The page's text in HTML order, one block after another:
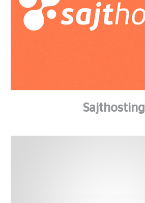
Sajthosting